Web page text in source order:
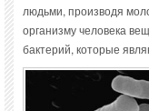
людьми, производя
организму человека
бактерий, которые